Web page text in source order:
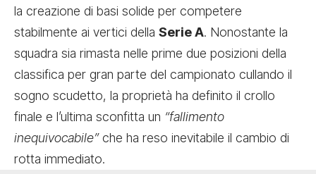
la creazione di basi solide per competere
stabilmente ai vertici della Serie A. Nonostante la
squadra sia rimasta nelle prime due posizioni della
classifica per gran parte del campionato cullando il
sogno scudetto, la proprietà ha definito il crollo
finale e l’ultima sconfitta un “fallimento
inequivocabile”che ha reso inevitabile il cambio di
rotta immediato.